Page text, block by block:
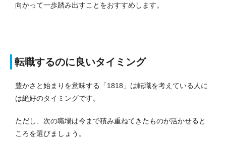
向かって一歩踏み出すことをおすすめします。
転職するのに良いタイミング
豊かさと始まりを意味する「1818」は転職を考えている人に
は絶好のタイミングです。
ただし、次の職場は今まで積み重ねてきたものが活かせると
ころを選びましょう。